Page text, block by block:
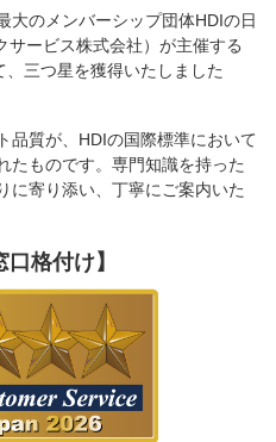
大のメンバーシップ団体HDIの日
ービス株式会社）が主催する
三つ星を獲得いたしました
品質が、HDIの国際標準において
たものです。専門知識を持った
に寄り添い、丁寧にご案内いた
口格付け】